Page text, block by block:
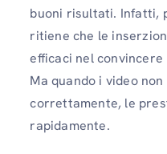
buoni risultati. Infatti,
ritiene che le
efficaci nel
Ma quando i video
correttamente, le
rapidamente.